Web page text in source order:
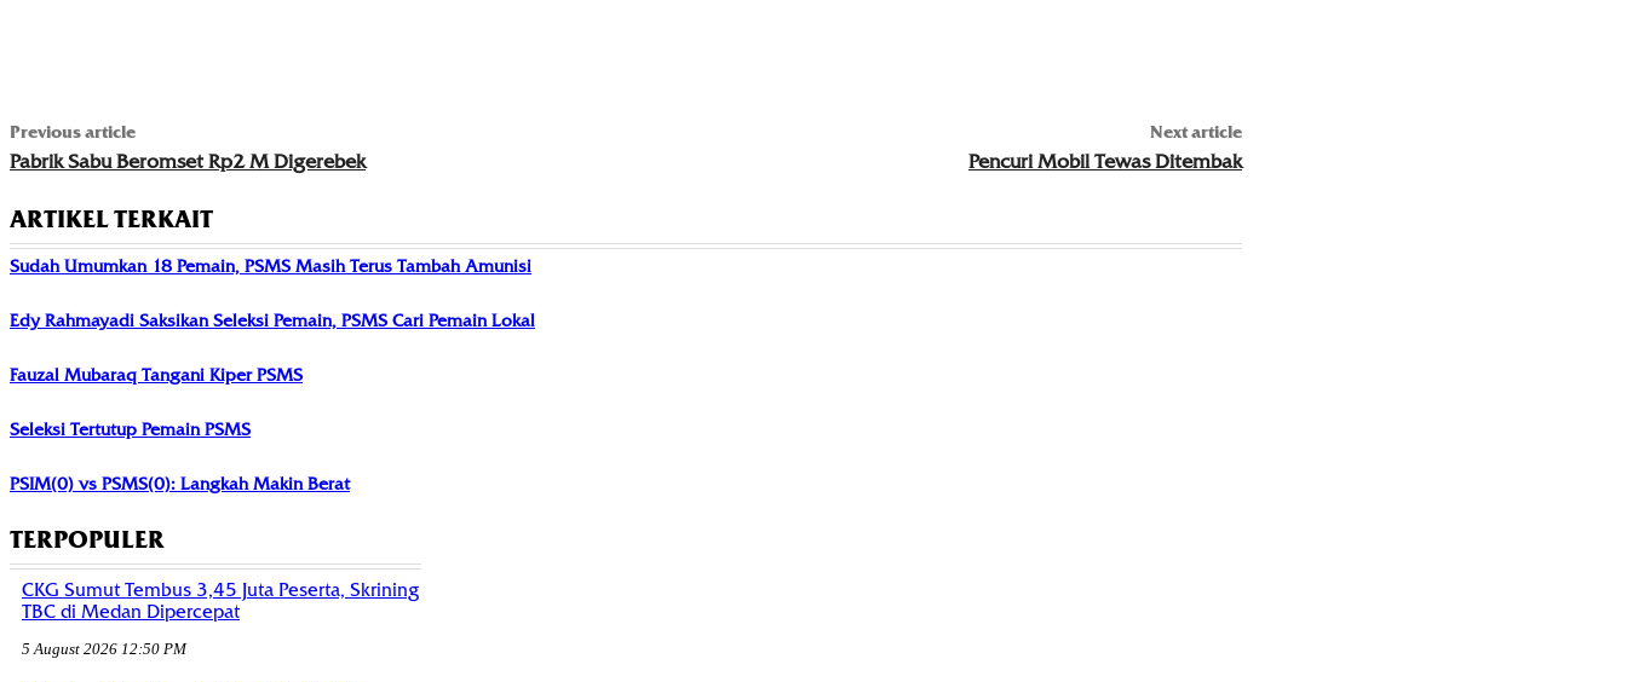
Previous article
Pabrik Sabu Beromset Rp2 M Digerebek
Next article
Pencuri Mobil Tewas Ditembak
ARTIKEL TERKAIT
Sudah Umumkan 18 Pemain, PSMS Masih Terus Tambah Amunisi
Edy Rahmayadi Saksikan Seleksi Pemain, PSMS Cari Pemain Lokal
Fauzal Mubaraq Tangani Kiper PSMS
Seleksi Tertutup Pemain PSMS
PSIM(0) vs PSMS(0): Langkah Makin Berat
TERPOPULER
CKG Sumut Tembus 3,45 Juta Peserta, Skrining
TBC di Medan Dipercepat
5 August 2026 12:50 PM